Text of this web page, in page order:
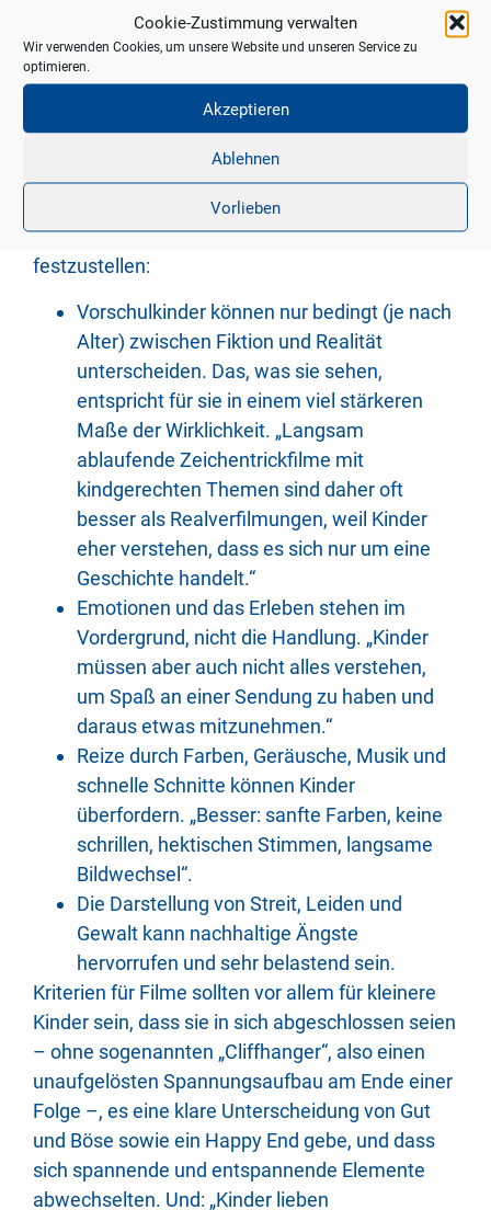
Cookie-Zustimmung verwalten
Wir verwenden Cookies, um unsere Website und unseren Service zu
optimieren.
Akzeptieren
Ablehnen
Vorlieben
schnell überreizt sei. Daher sei es umso
wichtiger für Eltern, in der Nähe zu sein und
Inhalte zu prüfen. Seine Empfehlung: Sich nicht
unbesehen von seinem Kind etwa zur Erlaubnis
zum Anschauen einer neuen Serie überreden
lassen, sondern diese vorab stichprobenmäßig
anzuschauen.
Folgende Hinweise helfen dabei, eine Eignung
festzustellen:
Vorschulkinder können nur bedingt (je nach
Alter) zwischen Fiktion und Realität
unterscheiden. Das, was sie sehen,
entspricht für sie in einem viel stärkeren
Maße der Wirklichkeit. „Langsam
ablaufende Zeichentrickfilme mit
kindgerechten Themen sind daher oft
besser als Realverfilmungen, weil Kinder
eher verstehen, dass es sich nur um eine
Geschichte handelt.“
Emotionen und das Erleben stehen im
Vordergrund, nicht die Handlung. „Kinder
müssen aber auch nicht alles verstehen,
um Spaß an einer Sendung zu haben und
daraus etwas mitzunehmen.“
Reize durch Farben, Geräusche, Musik und
schnelle Schnitte können Kinder
überfordern. „Besser: sanfte Farben, keine
schrillen, hektischen Stimmen, langsame
Bildwechsel“.
Die Darstellung von Streit, Leiden und
Gewalt kann nachhaltige Ängste
hervorrufen und sehr belastend sein.
Kriterien für Filme sollten vor allem für kleinere
Kinder sein, dass sie in sich abgeschlossen seien
– ohne sogenannten „Cliffhanger“, also einen
unaufgelösten Spannungsaufbau am Ende einer
Folge –, es eine klare Unterscheidung von Gut
und Böse sowie ein Happy End gebe, und dass
sich spannende und entspannende Elemente
abwechselten. Und: „Kinder lieben